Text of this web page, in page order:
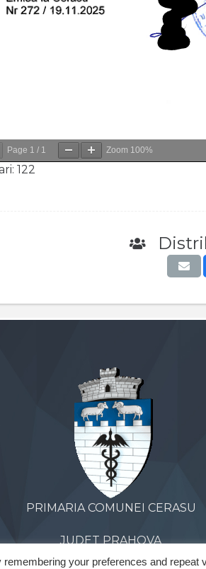
Page 1 / 1 Zoom 100%
122
PRIMARIA COMUNEI CERASU
JUDET PRAHOVA
your preferences and repeat